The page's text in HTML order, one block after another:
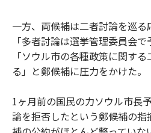
一方、両候補は二者討論を巡
「多者討論は選挙管理委員会で
「ソウル市の各種政策に関す
る」と鄭候補に圧力をかけた。
1ヶ月前の国民の力ソウル市長
論を拒否したという鄭候補の